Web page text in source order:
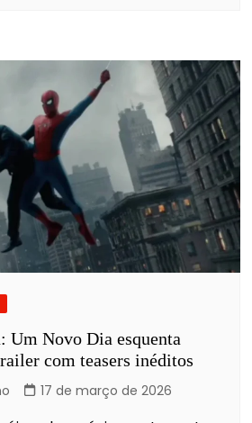
Um Novo Dia esquenta
com teasers inéditos
17 de março de 2026